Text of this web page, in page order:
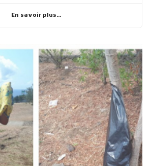
En savoir plus...